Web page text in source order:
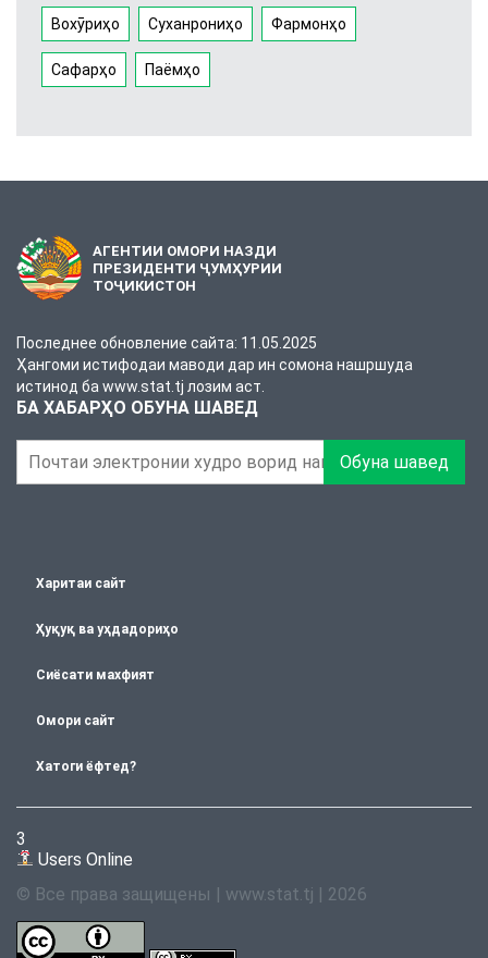
Вохӯриҳо Суханрониҳо Фармонҳо
Сафарҳо Паёмҳо
АГЕНТИИ ОМОРИ НАЗДИ
ПРЕЗИДЕНТИ ҶУМҲУРИИ
ТОҶИКИСТОН
Последнее обновление сайта: 11.05.2025
Ҳангоми истифодаи маводи дар ин сомона нашршуда
истинод ба www.stat.tj лозим аст.
БА ХАБАРҲО ОБУНА ШАВЕД
Обуна шавед
Харитаи сайт
Ҳуқуқ ва уҳдадориҳо
Сиёсати махфият
Омори сайт
Хатоги ёфтед?
3
Users Online
© Все права защищены | www.stat.tj | 2026